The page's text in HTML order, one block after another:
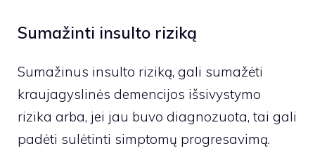
Sumažinti insulto riziką
Sumažinus insulto riziką, gali sumažėti
kraujagyslinės demencijos išsivystymo
rizika arba, jei jau buvo diagnozuota, tai gali
padėti sulėtinti simptomų progresavimą.